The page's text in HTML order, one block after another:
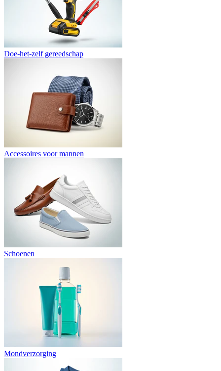
Doe-het-zelf gereedschap
Accessoires voor mannen
Schoenen
Mondverzorging